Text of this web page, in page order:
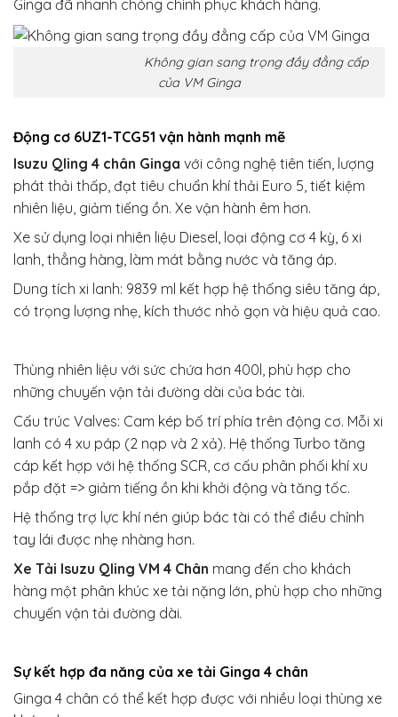
Ginga đã nhanh chóng chinh phục khách hàng.
Không gian sang trọng đầy đẳng cấp
của VM Ginga
Động cơ 6UZ1-TCG51 vận hành mạnh mẽ
Isuzu Qling 4 chân Ginga với công nghệ tiên tiến, lượng
phát thải thấp, đạt tiêu chuẩn khí thải Euro 5, tiết kiệm
nhiên liệu, giảm tiếng ồn. Xe vận hành êm hơn.
Xe sử dụng loại nhiên liệu Diesel, loại động cơ 4 kỳ, 6 xi
lanh, thẳng hàng, làm mát bằng nước và tăng áp.
Dung tích xi lanh: 9839 ml kết hợp hệ thống siêu tăng áp,
có trọng lượng nhẹ, kích thước nhỏ gọn và hiệu quả cao.
Thùng nhiên liệu với sức chứa hơn 400l, phù hợp cho
những chuyến vận tải đường dài của bác tài.
Cấu trúc Valves: Cam kép bố trí phía trên động cơ. Mỗi xi
lanh có 4 xu páp (2 nạp và 2 xả). Hệ thống Turbo tăng
cáp kết hợp với hệ thống SCR, cơ cấu phân phối khí xu
pắp đặt => giảm tiếng ồn khi khởi động và tăng tốc.
Hệ thống trợ lực khí nén giúp bác tài có thể điều chỉnh
tay lái được nhẹ nhàng hơn.
Xe Tải Isuzu Qling VM 4 Chân mang đến cho khách
hàng một phân khúc xe tải nặng lớn, phù hợp cho những
chuyến vận tải đường dài.
Sự kết hợp đa năng của xe tải Ginga 4 chân
Ginga 4 chân có thể kết hợp được với nhiều loại thùng xe